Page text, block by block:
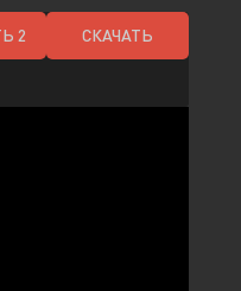
2 СКАЧАТЬ